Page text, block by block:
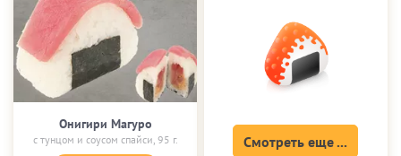
Онигири Магуро
с тунцом и соусом спайси, 95 г. Смотреть еще ...